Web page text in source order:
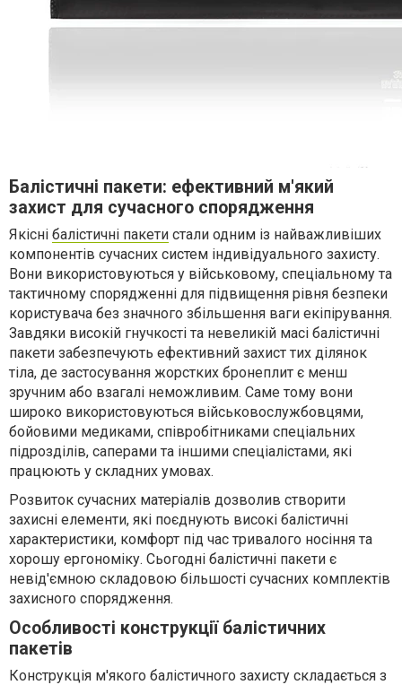
Балістичні пакети: ефективний м'який
захист для сучасного спорядження
Якісні балістичні пакети стали одним із найважливіших
компонентів сучасних систем індивідуального захисту.
Вони використовуються у військовому, спеціальному та
тактичному спорядженні для підвищення рівня безпеки
користувача без значного збільшення ваги екіпірування.
Завдяки високій гнучкості та невеликій масі балістичні
пакети забезпечують ефективний захист тих ділянок
тіла, де застосування жорстких бронеплит є менш
зручним або взагалі неможливим. Саме тому вони
широко використовуються військовослужбовцями,
бойовими медиками, співробітниками спеціальних
підрозділів, саперами та іншими спеціалістами, які
працюють у складних умовах.
Розвиток сучасних матеріалів дозволив створити
захисні елементи, які поєднують високі балістичні
характеристики, комфорт під час тривалого носіння та
хорошу ергономіку. Сьогодні балістичні пакети є
невід'ємною складовою більшості сучасних комплектів
захисного спорядження.
Особливості конструкції балістичних
пакетів
Конструкція м'якого балістичного захисту складається з